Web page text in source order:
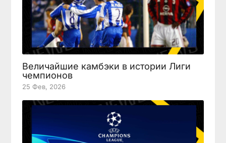
Величайшие камбэки в истории Лиги
чемпионов
25 Фев, 2026